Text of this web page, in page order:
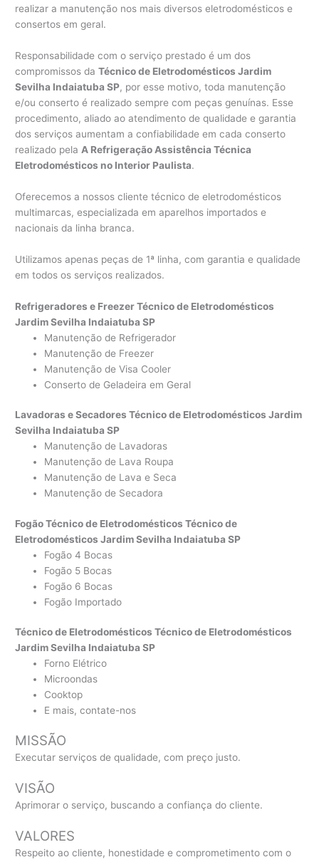
realizar a manutenção nos mais diversos eletrodomésticos e
consertos em geral.
Responsabilidade com o serviço prestado é um dos
compromissos daTécnico de Eletrodomésticos Jardim
Sevilha Indaiatuba SP, por esse motivo, toda manutenção
e/ou conserto é realizado sempre com peças genuínas. Esse
procedimento, aliado ao atendimento de qualidade e garantia
dos serviços aumentam a confiabilidade em cada conserto
realizado pela A Refrigeração Assistência Técnica
Eletrodomésticos no Interior Paulista.
Oferecemos a nossos cliente técnico de eletrodomésticos
multimarcas, especializada em aparelhos importados e
nacionais da linha branca.
Utilizamos apenas peças de 1ª linha, com garantia e qualidade
em todos os serviços realizados.
Refrigeradores e Freezer Técnico de Eletrodomésticos
Jardim Sevilha Indaiatuba SP
Manutenção de Refrigerador
Manutenção de Freezer
Manutenção de Visa Cooler
Conserto de Geladeira em Geral
Lavadoras e Secadores Técnico de Eletrodomésticos Jardim
Sevilha Indaiatuba SP
Manutenção de Lavadoras
Manutenção de Lava Roupa
Manutenção de Lava e Seca
Manutenção de Secadora
Fogão Técnico de Eletrodomésticos Técnico de
Eletrodomésticos Jardim Sevilha Indaiatuba SP
Fogão 4 Bocas
Fogão 5 Bocas
Fogão 6 Bocas
Fogão Importado
Técnico de Eletrodomésticos Técnico de Eletrodomésticos
Jardim Sevilha Indaiatuba SP
Forno Elétrico
Microondas
Cooktop
E mais, contate-nos
MISSÃO
Executar serviços de qualidade, com preço justo.
VISÃO
Aprimorar o serviço, buscando a confiança do cliente.
VALORES
Respeito ao cliente, honestidade e comprometimento com o